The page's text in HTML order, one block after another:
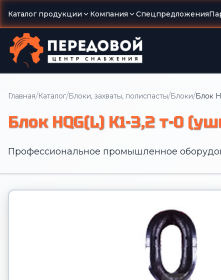
Каталог продукции Компания Спецпредложения
Главная/Каталог/Блоки, захваты, полиспасты/Блоки/Блок
Блок HQG(L) K1-3,2 т-0
Профессиональное промышленное